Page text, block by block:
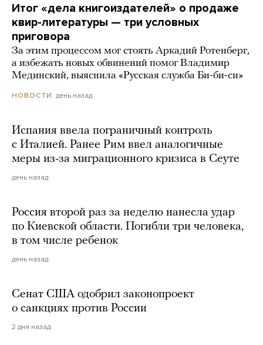
Итог «дела книгоиздателей» о продаже
квир-литературы — три условных
приговора
За этим процессом мог стоять Аркадий Ротенберг,
а избежать новых обвинений помог Владимир
Мединский, выяснила «Русская служба Би-би-си»
НОВОСТИ день назад
Испания ввела пограничный контроль
с Италией. Ранее Рим ввел аналогичные
меры из-за миграционного кризиса в Сеуте
день назад
Россия второй раз за неделю нанесла удар
по Киевской области. Погибли три человека,
в том числе ребенок
день назад
Сенат США одобрил законопроект
о санкциях против России
2 дня назад